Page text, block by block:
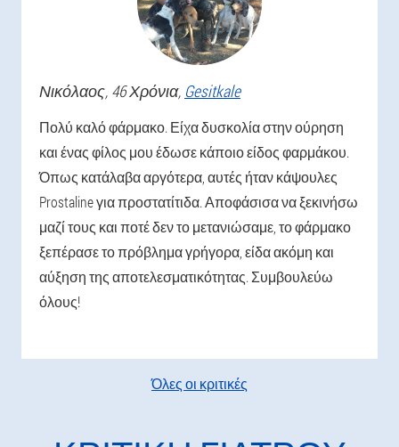
Νικόλαος, 46 Χρόνια, Gesitkale
Πολύ καλό φάρμακο. Είχα δυσκολία στην ούρηση
και ένας φίλος μου έδωσε κάποιο είδος φαρμάκου.
Όπως κατάλαβα αργότερα, αυτές ήταν κάψουλες
Prostaline για προστατίτιδα. Αποφάσισα να ξεκινήσω
μαζί τους και ποτέ δεν το μετανιώσαμε, το φάρμακο
ξεπέρασε το πρόβλημα γρήγορα, είδα ακόμη και
αύξηση της αποτελεσματικότητας. Συμβουλεύω
όλους!
Όλες οι κριτικές